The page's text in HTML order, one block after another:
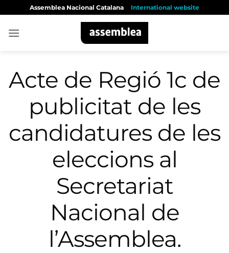
content
Assemblea Nacional Catalana International website
Acte de Regió 1c de
publicitat de les
candidatures de les
eleccions al
Secretariat
Nacional de
l’Assemblea.